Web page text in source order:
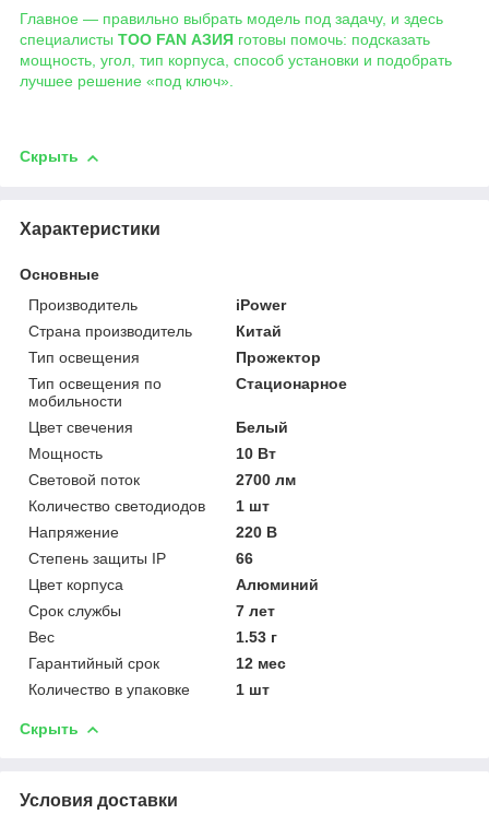
Главное — правильно выбрать модель под задачу, и здесь
специалисты ТОО FAN АЗИЯ готовы помочь: подсказать
мощность, угол, тип корпуса, способ установки и подобрать
лучшее решение «под ключ».
Скрыть
Характеристики
Основные
Производитель
iPower
Страна производитель
Китай
Тип освещения
Прожектор
Тип освещения по
мобильности
Стационарное
Цвет свечения
Белый
Мощность
10 Вт
Световой поток
2700 лм
Количество светодиодов
1 шт
Напряжение
220 В
Степень защиты IP
66
Цвет корпуса
Алюминий
Срок службы
7 лет
Вес
1.53 г
Гарантийный срок
12 мес
Количество в упаковке
1 шт
Скрыть
Условия доставки